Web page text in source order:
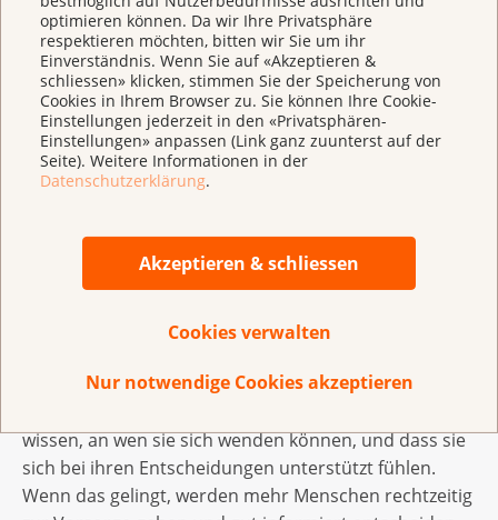
optimieren können. Da wir Ihre Privatsphäre
respektieren möchten, bitten wir Sie um ihr
Einverständnis. Wenn Sie auf «Akzeptieren &
schliessen» klicken, stimmen Sie der Speicherung von
Cookies in Ihrem Browser zu. Sie können Ihre Cookie-
Einstellungen jederzeit in den «Privatsphären-
Einstellungen» anpassen (Link ganz zuunterst auf der
Seite). Weitere Informationen in der
Datenschutzerklärung.
Akzeptieren & schliessen
Cookies verwalten
Nur notwendige Cookies akzeptieren
mit dem, was Menschen wirklich brauchen. So können
wir konkrete Lücken erkennen und Verbesserungen
entwickeln.
Was ist das Ziel Ihrer Forschung?
Wir wollen die Krebsprävention im Alltag verbessern.
Gleichzeitig ist klar: Gesundheitsentscheidungen
treffen immer die Menschen selbst. Die Aufgabe von
geben – mit guten, verständlichen und ehrlichen
Informationen. Nur so können Menschen wirklich
Ich wünsche mir, dass Prävention einfacher wird.
wissen, an wen sie sich wenden können, und dass sie
sich bei ihren Entscheidungen unterstützt fühlen.
Wenn das gelingt, werden mehr Menschen rechtzeitig